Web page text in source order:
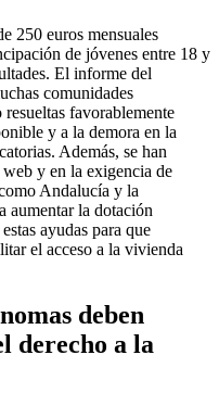
250 euros mensuales
de jóvenes entre 18 y
El informe del
comunidades
favorablemente
y a la demora en la
Además, se han
y en la exigencia de
Andalucía y la
aumentar la dotación
ayudas para que
el acceso a la vivienda
deben
derecho a la